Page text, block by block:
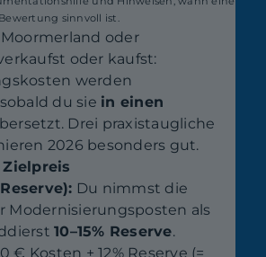
sinnvoll ist.
oder
oder kaufst:
werden
du sie in einen
Drei praxistaugliche
2026 besonders gut.
Zielpreis
Du nimmst die
Modernisierungsposten als
10–15% Reserve.
€ Kosten + 12% Reserve (=